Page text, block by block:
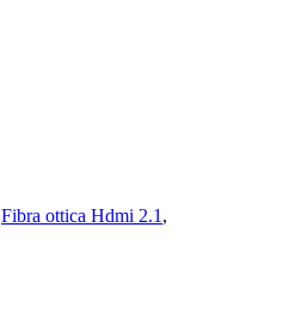
Fibra ottica Hdmi 2.1 ,